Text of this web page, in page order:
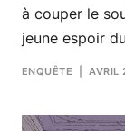
à couper le
jeune espoir
ENQUÊTE | AVRIL